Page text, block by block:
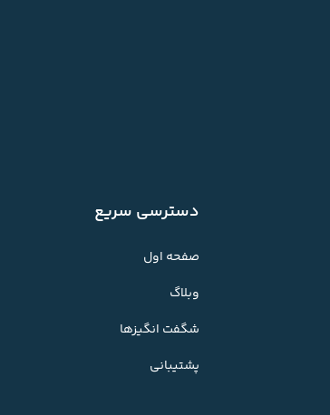
دسترسی سریع
صفحه اول
وبلاگ
شگفت انگیزها
پشتیبانی